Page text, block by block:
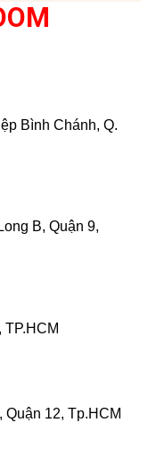
Bình Chánh, Q.
B, Quận 9,
TP.HCM
12, Tp.HCM